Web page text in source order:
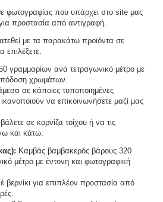
φωτογραφίας που υπάρχει στο site μας
προστασία από αντιγραφή.
με τα παρακάτω προϊόντα σε
επιλέξετε.
γραμμαρίων ανά τετραγωνικό μέτρο με
χρωμάτων.
σε κάποιες τυποποιημένες
να επικοινωνήσετε μαζί μας
σε κορνίζα τοίχου ή να τις
και κάτω.
Καμβάς βαμβακερός βάρους 320
μέτρο με έντονη και φωτογραφική
βερνίκι για επιπλέον προστασία από